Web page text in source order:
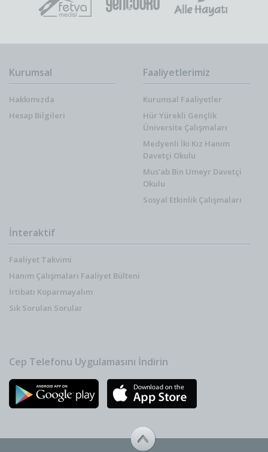
Kurumsal
Hakkımızda
Hesap Bilgileri
Faaliyetlerimiz
Kurumsal Faaliyetler
Hür Yürekli Gençlik
Üniversite Çalışmaları
Medyenli İki Kız Hanım
Davetçi Okulu
Mus’ab Bin Umeyr Davetçi
Okulu
Sosyal Etkinlik Çalışmaları
İnteraktif
Faaliyet Takvimi
Hanım Çalışmaları Faaliyet Bülteni
İrtibatı Koparmayalım
Sık Sorulan Sorular
Cep Telefonu Uygulamasını İndirin